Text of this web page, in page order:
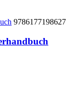
9786177198627